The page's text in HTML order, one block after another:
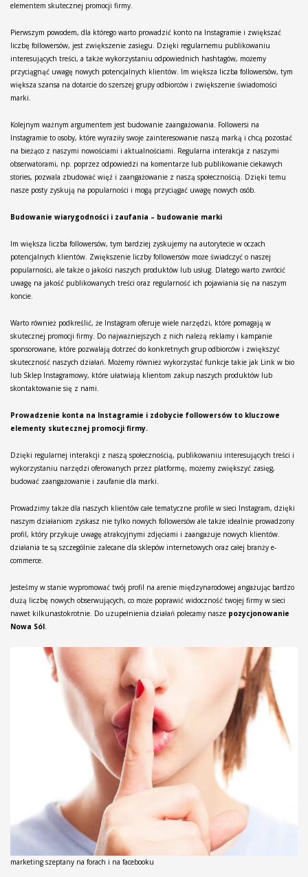
elementem skutecznej promocji firmy.
Pierwszym powodem, dla którego warto prowadzić konto na Instagramie i zwiększać
liczbę followersów, jest zwiększenie zasięgu. Dzięki regularnemu publikowaniu
interesujących treści, a także wykorzystaniu odpowiednich hashtagów, możemy
przyciągnąć uwagę nowych potencjalnych klientów. Im większa liczba followersów, tym
większa szansa na dotarcie do szerszej grupy odbiorców i zwiększenie świadomości
marki.
Kolejnym ważnym argumentem jest budowanie zaangażowania. Followersi na
Instagramie to osoby, które wyraziły swoje zainteresowanie naszą marką i chcą pozostać
na bieżąco z naszymi nowościami i aktualnościami. Regularna interakcja z naszymi
obserwatorami, np. poprzez odpowiedzi na komentarze lub publikowanie ciekawych
stories, pozwala zbudować więź i zaangażowanie z naszą społecznością. Dzięki temu
nasze posty zyskują na popularności i mogą przyciągać uwagę nowych osób.
Budowanie wiarygodności i zaufania – budowanie marki
Im większa liczba followersów, tym bardziej zyskujemy na autorytecie w oczach
potencjalnych klientów. Zwiększenie liczby followersów może świadczyć o naszej
popularności, ale także o jakości naszych produktów lub usług. Dlatego warto zwrócić
uwagę na jakość publikowanych treści oraz regularność ich pojawiania się na naszym
koncie.
Warto również podkreślić, że Instagram oferuje wiele narzędzi, które pomagają w
skutecznej promocji firmy. Do najważniejszych z nich należą reklamy i kampanie
sponsorowane, które pozwalają dotrzeć do konkretnych grup odbiorców i zwiększyć
skuteczność naszych działań. Możemy również wykorzystać funkcje takie jak Link w bio
lub Sklep Instagramowy, które ułatwiają klientom zakup naszych produktów lub
skontaktowanie się z nami.
Prowadzenie konta na Instagramie i zdobycie followersów to kluczowe
elementy skutecznej promocji firmy.
Dzięki regularnej interakcji z naszą społecznością, publikowaniu interesujących treści i
wykorzystaniu narzędzi oferowanych przez platformę, możemy zwiększyć zasięg,
budować zaangażowanie i zaufanie dla marki.
Prowadzimy także dla naszych klientów całe tematyczne profile w sieci Instagram, dzięki
naszym działaniom zyskasz nie tylko nowych followersów ale także idealnie prowadzony
profil, który przykuje uwagę atrakcyjnymi zdjęciami i zaangażuje nowych klientów.
działania te są szczególnie zalecane dla sklepów internetowych oraz całej branży e-
commerce.
Jesteśmy w stanie wypromować twój profil na arenie międzynarodowej angażując bardzo
dużą liczbę nowych obserwujących, co może poprawić widoczność twojej firmy w sieci
nawet kilkunastokrotnie. Do uzupełnienia działań polecamy nasze pozycjonowanie
Nowa Sól.
marketing szeptany na forach i na facebooku